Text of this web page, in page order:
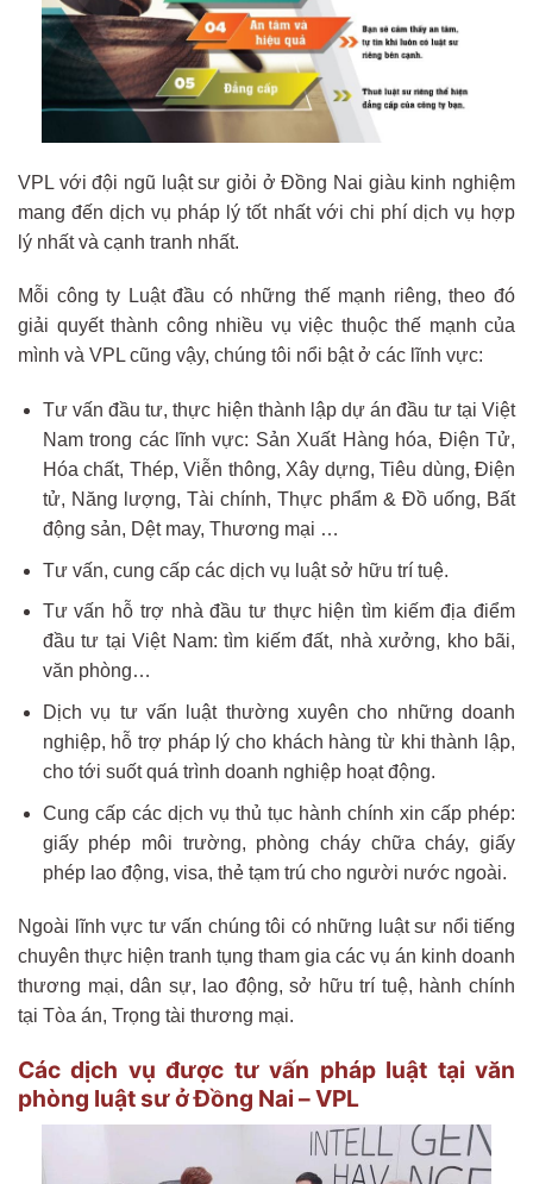
VPL với đội ngũ luật sư giỏi ở Đồng Nai giàu kinh nghiệm
mang đến dịch vụ pháp lý tốt nhất với chi phí dịch vụ hợp
lý nhất và cạnh tranh nhất.
Mỗi công ty Luật đầu có những thế mạnh riêng, theo đó
giải quyết thành công nhiều vụ việc thuộc thế mạnh của
mình và VPL cũng vậy, chúng tôi nổi bật ở các lĩnh vực:
Tư vấn đầu tư, thực hiện thành lập dự án đầu tư tại Việt
Nam trong các lĩnh vực: Sản Xuất Hàng hóa, Điện Tử,
Hóa chất, Thép, Viễn thông, Xây dựng, Tiêu dùng, Điện
tử, Năng lượng, Tài chính, Thực phẩm & Đồ uống, Bất
động sản, Dệt may, Thương mại …
Tư vấn, cung cấp các dịch vụ luật sở hữu trí tuệ.
Tư vấn hỗ trợ nhà đầu tư thực hiện tìm kiếm địa điểm
đầu tư tại Việt Nam: tìm kiếm đất, nhà xưởng, kho bãi,
văn phòng…
Dịch vụ tư vấn luật thường xuyên cho những doanh
nghiệp, hỗ trợ pháp lý cho khách hàng từ khi thành lập,
cho tới suốt quá trình doanh nghiệp hoạt động.
Cung cấp các dịch vụ thủ tục hành chính xin cấp phép:
giấy phép môi trường, phòng cháy chữa cháy, giấy
phép lao động, visa, thẻ tạm trú cho người nước ngoài.
Ngoài lĩnh vực tư vấn chúng tôi có những luật sư nổi tiếng
chuyên thực hiện tranh tụng tham gia các vụ án kinh doanh
thương mại, dân sự, lao động, sở hữu trí tuệ, hành chính
tại Tòa án, Trọng tài thương mại.
Các dịch vụ được tư vấn pháp luật tại văn
phòng luật sư ở Đồng Nai – VPL